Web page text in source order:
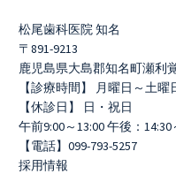
松尾歯科医院 知名
〒891-9213
鹿児島県大島郡知名町瀬利
【診療時間】 月曜日～土曜
【休診日】 日・祝日
午前9:00～13:00 午後：14:30
【電話】099-793-5257
採用情報